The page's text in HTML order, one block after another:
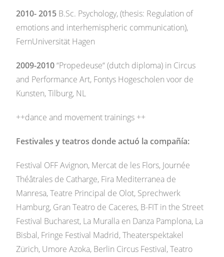
2010- 2015 B.Sc. Psychology, (thesis: Regulation of
emotions and interhemispheric communication),
FernUniversität Hagen
2009-2010“Propedeuse“ (dutch diploma) in Circus
and Performance Art, Fontys Hogescholen voor de
Kunsten, Tilburg, NL
++dance and movement trainings ++
Festivales y teatros donde actuó la compañía:
Festival OFF Avignon, Mercat de les Flors, Journée
Théâtrales de Catharge, Fira Mediterranea de
Manresa, Teatre Principal de Olot, Sprechwerk
Hamburg, Gran Teatro de Caceres, B-FIT in the Street
Festival Bucharest, La Muralla en Danza Pamplona, La
Bisbal, Fringe Festival Madrid, Theaterspektakel
Zürich, Umore Azoka, Berlin Circus Festival, Teatro